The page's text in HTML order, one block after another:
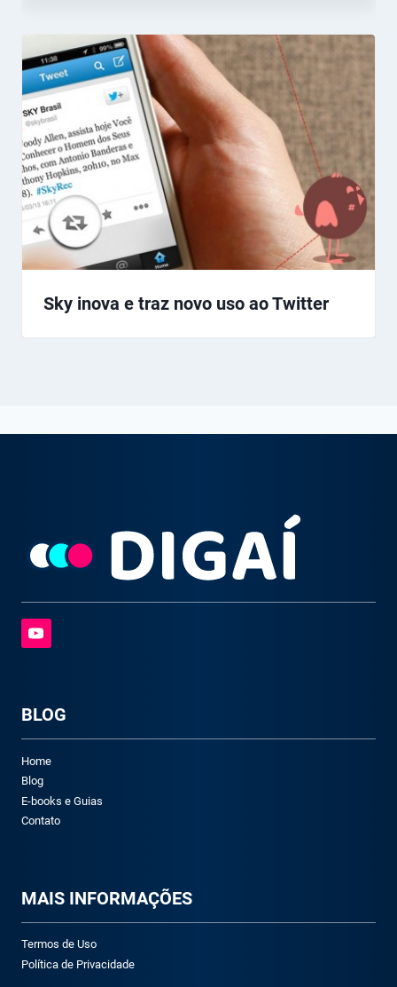
Sky inova e traz novo uso ao Twitter
BLOG
Home
Blog
E-books e Guias
Contato
MAIS INFORMAÇÕES
Termos de Uso
Política de Privacidade